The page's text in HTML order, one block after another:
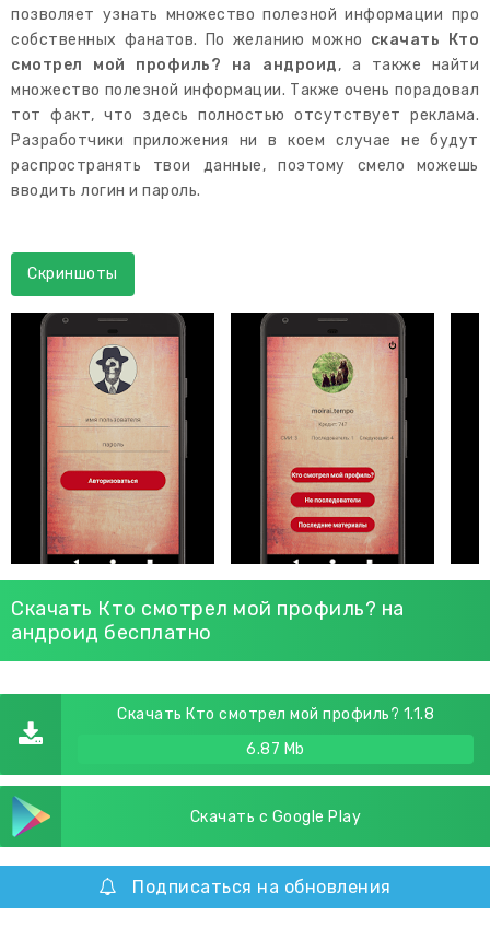
позволяет узнать множество полезной информации про
собственных фанатов. По желанию можно скачать Кто
смотрел мой профиль? на андроид, а также найти
множество полезной информации. Также очень порадовал
тот факт, что здесь полностью отсутствует реклама.
Разработчики приложения ни в коем случае не будут
распространять твои данные, поэтому смело можешь
вводить логин и пароль.
Скриншоты
Скачать Кто смотрел мой профиль? на
андроид бесплатно
Скачать Кто смотрел мой профиль? 1.1.8
6.87 Mb
Скачать с Google Play
Подписаться на обновления